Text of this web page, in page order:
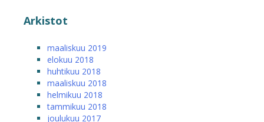
Arkistot
maaliskuu 2019
elokuu 2018
huhtikuu 2018
maaliskuu 2018
helmikuu 2018
tammikuu 2018
joulukuu 2017